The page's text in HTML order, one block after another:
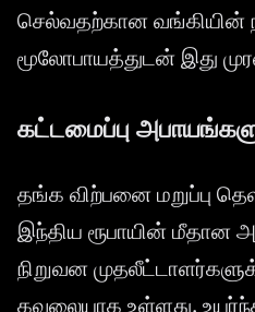
செல்வதற்கான
மூலோபாயத்துடன் இது
கட்டமைப்பு
தங்க விற்பனை மறுப்பு
இந்திய ரூபாயின் மீதான
நிறுவன
கவலையாக உள்ளது.